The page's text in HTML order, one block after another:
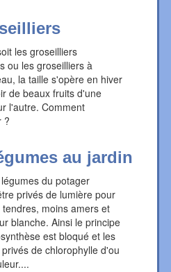
les groseilliers
ou les groseilliers à
la taille s'opère en hiver
de beaux fruits d'une
l'autre. Comment
?
au jardin
du potager
privés de lumière pour
moins amers et
blanche. Ainsi le principe
est bloqué et les
de chlorophylle d'ou